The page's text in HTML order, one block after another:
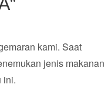
kami. Saat
jenis makanan
ini.